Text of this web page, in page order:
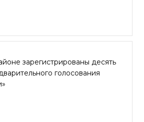
зарегистрированы десять
голосования